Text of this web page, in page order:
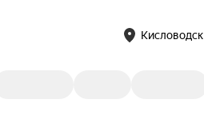
Кисловодск